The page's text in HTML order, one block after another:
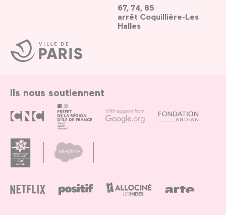
Ville
de
Paris
67, 74, 85
arrêt Coquillière-Les
Halles
Ils nous soutiennent